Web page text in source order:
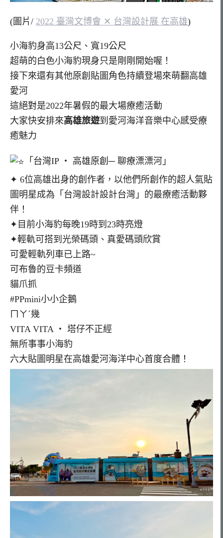
(圖片/ 2022 臺灣文博會 ✕ 台灣設計展 在高雄)
小海豹身高13公尺、寬19公尺
超萌的白色小海豹現身只是剛剛開始喔！
接下來還有其他原創貼圖角色持續登場來萌翻高雄
愛河
這絕對是2022年暑假的最大場療癒活動
大家快安排來高雄旅遊到愛河海洋音樂中心感受療
癒魅力
「台灣IP ‧ 高雄原創─ 聊療漂漂河」
✦ 6位高雄出身的創作者，以他們所創作的超人氣貼
圖明星成為「台灣設計設計台灣」的最療癒活動夥
伴！
✦目前小海豹每晚19時到23時亮燈
✦輕軌可搭到光榮碼頭、真愛碼頭欣賞
可愛輕軌列車已上路~
可布魯的豆卡頻道
貓爪抓
#PPmini小小企鵝
ㄇㄚˊ幾
VITA VITA ‧ 塔仔不正經
無所事事小海豹
六大貼圖明星在高雄愛河海洋中心首度合體！